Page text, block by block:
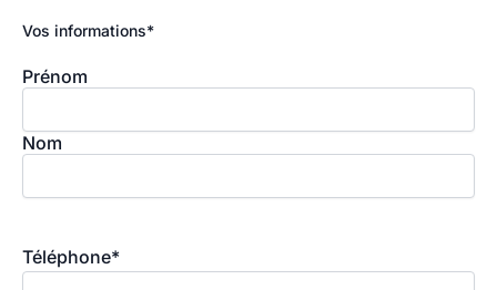
Vos informations*
Prénom
Nom
Téléphone*